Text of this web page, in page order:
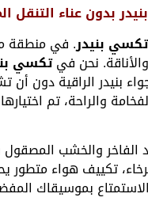
بدون عناء
تكسي بنيدر. في منطقة
نحن فيتكسي
بنيدر الراقية دون
والراحة، تم
والخشب
تكييف هواء متطور
بموسيقاك